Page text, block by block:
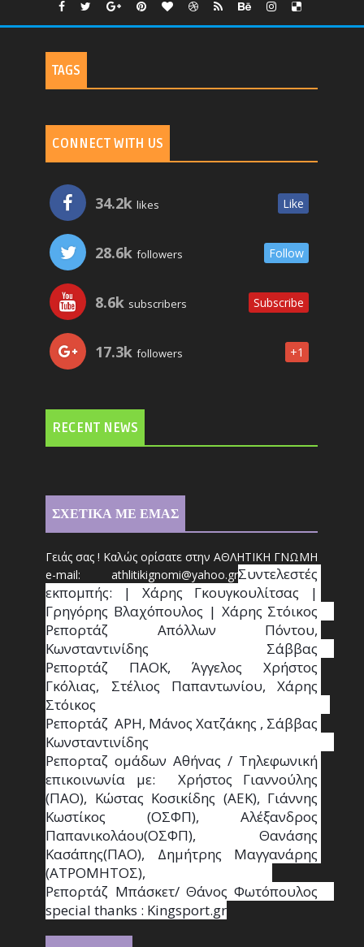
TAGS
CONNECT WITH US
34.2k likes Like
28.6k followers Follow
8.6k subscribers Subscribe
17.3k followers +1
RECENT NEWS
ΣΧΕΤΙΚΑ ΜΕ ΕΜΑΣ
Γειάς σας ! Καλώς ορίσατε στην ΑΘΛΗΤΙΚΗ ΓΝΩΜΗ
e-mail: athlitikignomi@yahoo.grΣυντελεστές
εκπομπής: | Χάρης Γκουγκουλίτσας |
Γρηγόρης Βλαχόπουλος | Χάρης Στόικος
Ρεπορτάζ Απόλλων Πόντου,
Κωνσταντινίδης   Σάββας
Ρεπορτάζ ΠΑΟΚ, Άγγελος Χρήστος
Γκόλιας, Στέλιος Παπαντωνίου, Χάρης
Στόικος
Ρεπορτάζ  ΑΡΗ, Μάνος Χατζάκης , Σάββας
Κωνσταντινίδης
Ρεπορταζ ομάδων Αθήνας / Τηλεφωνική
επικοινωνία με:  Χρήστος Γιαννούλης
(ΠΑΟ), Κώστας Κοσικίδης (ΑΕΚ), Γιάννης
Κωστίκος (ΟΣΦΠ), Αλέξανδρος
Παπανικολάου(ΟΣΦΠ), Θανάσης
Κασάπης(ΠΑΟ), Δημήτρης Μαγγανάρης
(ΑΤΡΟΜΗΤΟΣ),
Ρεπορτάζ Μπάσκετ/ Θάνος Φωτόπουλος
special thanks : Κingsport.gr